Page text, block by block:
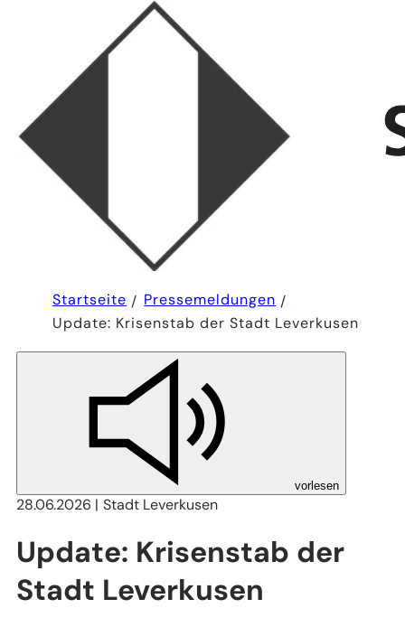
Startseite
Pressemeldungen
Update: Krisenstab der Stadt Leverkusen
vorlesen
28.06.2026 Stadt Leverkusen
Update: Krisenstab der
Stadt Leverkusen